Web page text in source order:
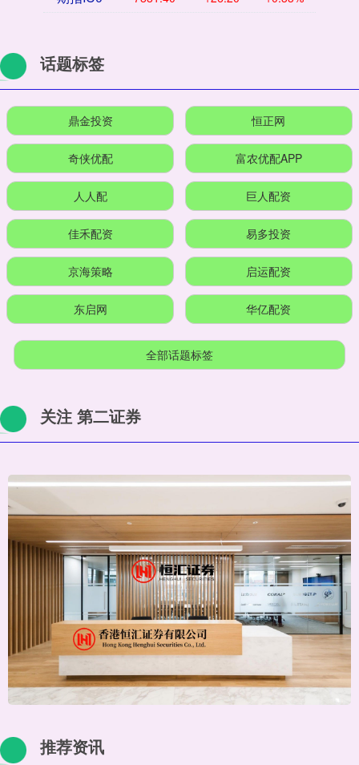
话题标签
鼎金投资 恒正网
奇侠优配 富农优配APP
人人配 巨人配资
佳禾配资 易多投资
京海策略 启运配资
东启网 华亿配资
全部话题标签
关注 第二证券
推荐资讯